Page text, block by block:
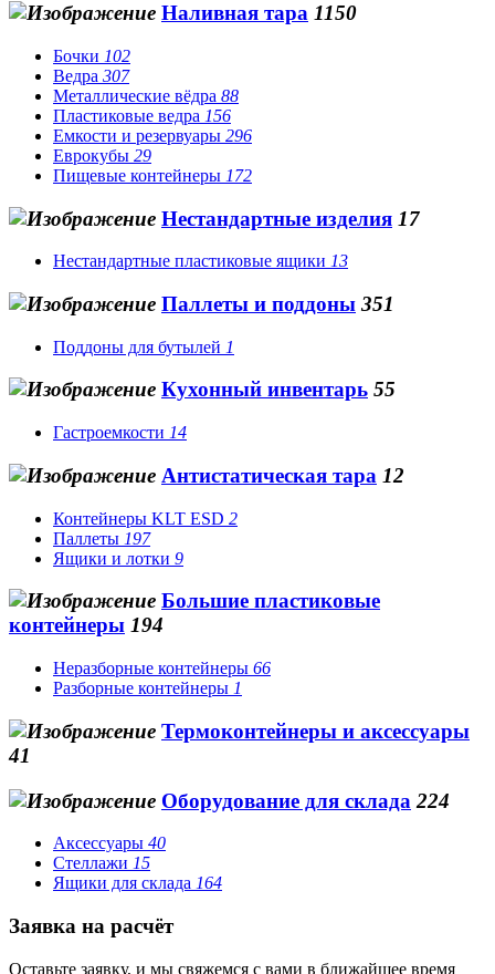
Наливная тара 1150
Бочки 102
Ведра 307
Металлические вёдра 88
Пластиковые ведра 156
Емкости и резервуары 296
Еврокубы 29
Пищевые контейнеры 172
Нестандартные изделия 17
Нестандартные пластиковые ящики 13
Паллеты и поддоны 351
Поддоны для бутылей 1
Кухонный инвентарь 55
Гастроемкости 14
Антистатическая тара 12
Контейнеры KLT ESD 2
Паллеты 197
Ящики и лотки 9
Большие пластиковые
контейнеры 194
Неразборные контейнеры 66
Разборные контейнеры 1
Термоконтейнеры и аксессуары
41
Оборудование для склада 224
Аксессуары 40
Стеллажи 15
Ящики для склада 164
Заявка на расчёт
Оставьте заявку, и мы свяжемся с вами в ближайшее время